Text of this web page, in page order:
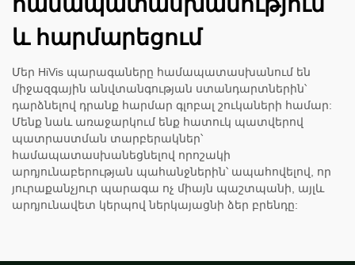
և հարմարեցում
Մեր HiVis պարագաները համապատասխանում են
միջազգային անվտանգության ստանդարտներին՝
դարձնելով դրանք հարմար գլոբալ շուկաների համար:
Մենք նաև առաջարկում ենք հատուկ պատվերով
պատրաստման տարբերակներ՝
համապատասխանեցնելով որոշակի
արդյունաբերության պահանջներին՝ ապահովելով, որ
յուրաքանչյուր պարագա ոչ միայն պաշտպանի, այլև
արդյունավետ կերպով ներկայացնի ձեր բրենդը: